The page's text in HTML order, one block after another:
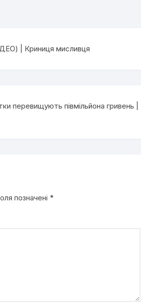
| Криниця мисливця
перевищують півмільйона гривень |
позначені *